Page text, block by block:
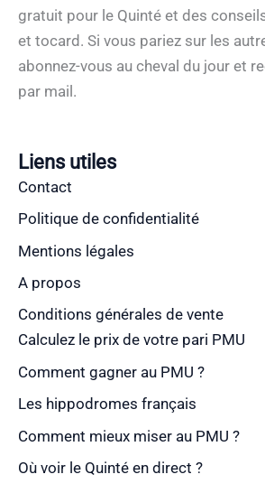
gratuit pour le Quinté et des
et tocard. Si vous pariez sur les
abonnez-vous au cheval du jour et
par mail.
Liens utiles
Contact
Politique de confidentialité
Mentions légales
A propos
Conditions générales de vente
Calculez le prix de votre pari PMU
Comment gagner au PMU ?
Les hippodromes français
Comment mieux miser au PMU ?
Où voir le Quinté en direct ?